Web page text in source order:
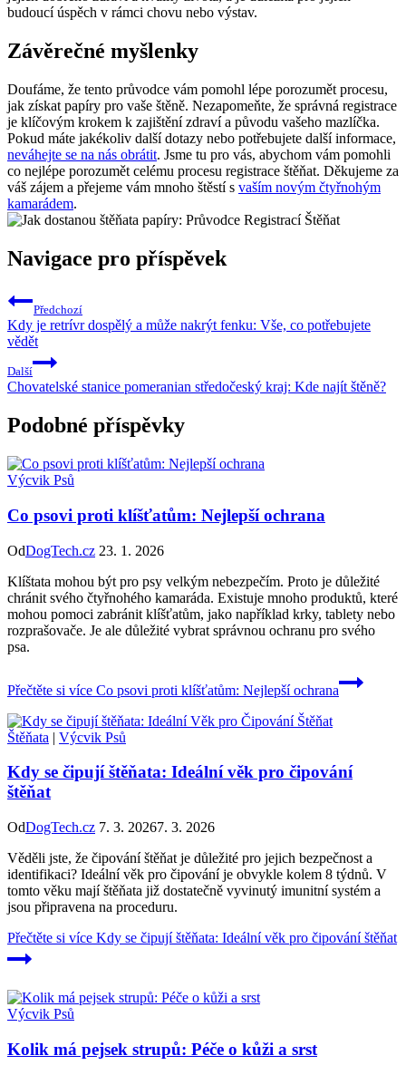
budoucí úspěch v rámci chovu nebo výstav.
Závěrečné myšlenky
Doufáme, že tento průvodce vám pomohl lépe porozumět procesu,
jak získat papíry pro vaše štěně. Nezapomeňte, že správná registrace
je klíčovým krokem k zajištění zdraví a původu vašeho mazlíčka.
Pokud máte jakékoliv další dotazy nebo potřebujete další informace,
neváhejte se na nás obrátit. Jsme tu pro vás, abychom vám pomohli
co nejlépe porozumět celému procesu registrace štěňat. Děkujeme za
váš zájem a přejeme vám mnoho štěstí s vaším novým čtyřnohým
kamarádem.
Navigace pro příspěvek
Předchozí
Kdy je retrívr dospělý a může nakrýt fenku: Vše, co potřebujete
vědět
Další
Chovatelské stanice pomeranian středočeský kraj: Kde najít štěně?
Podobné příspěvky
Výcvik Psů
Co psovi proti klíšťatům: Nejlepší ochrana
OdDogTech.cz 23. 1. 2026
Klíštata mohou být pro psy velkým nebezpečím. Proto je důležité
chránit svého čtyřnohého kamaráda. Existuje mnoho produktů, které
mohou pomoci zabránit klíšťatům, jako například krky, tablety nebo
rozprašovače. Je ale důležité vybrat správnou ochranu pro svého
psa.
Přečtěte si více Co psovi proti klíšťatům: Nejlepší ochrana
Štěňata | Výcvik Psů
Kdy se čipují štěňata: Ideální věk pro čipování
štěňat
OdDogTech.cz 7. 3. 20267. 3. 2026
Věděli jste, že čipování štěňat je důležité pro jejich bezpečnost a
identifikaci? Ideální věk pro čipování je obvykle kolem 8 týdnů. V
tomto věku mají štěňata již dostatečně vyvinutý imunitní systém a
jsou připravena na proceduru.
Přečtěte si více Kdy se čipují štěňata: Ideální věk pro čipování štěňat
Výcvik Psů
Kolik má pejsek strupů: Péče o kůži a srst